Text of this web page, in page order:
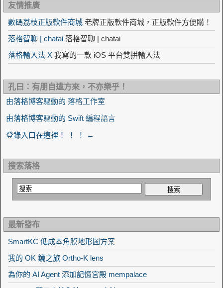
友情推廣
數碼荔枝正版軟件商城 老牌正版軟件商城，正版軟件方便購！
落格智聊 | chatai 落格智聊 | chatai
落格輸入法 X 我寫的一款 iOS 平台雙拼輸入法
孔曰：有朋自遠方來，不亦樂乎！
由落格博客驅動的 落格工作室
由落格博客驅動的 Swift 編程語言
登錄入口在這裡！ ！ ！ ←
搜索落格
最新發布
SmartKC 低成本角膜地形圖方案
我的 OK 鏡之旅 Ortho-K lens
為你的 AI Agent 添加記憶宮殿 mempalace